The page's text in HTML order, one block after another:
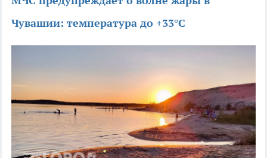
Чувашии: температура до +33°C